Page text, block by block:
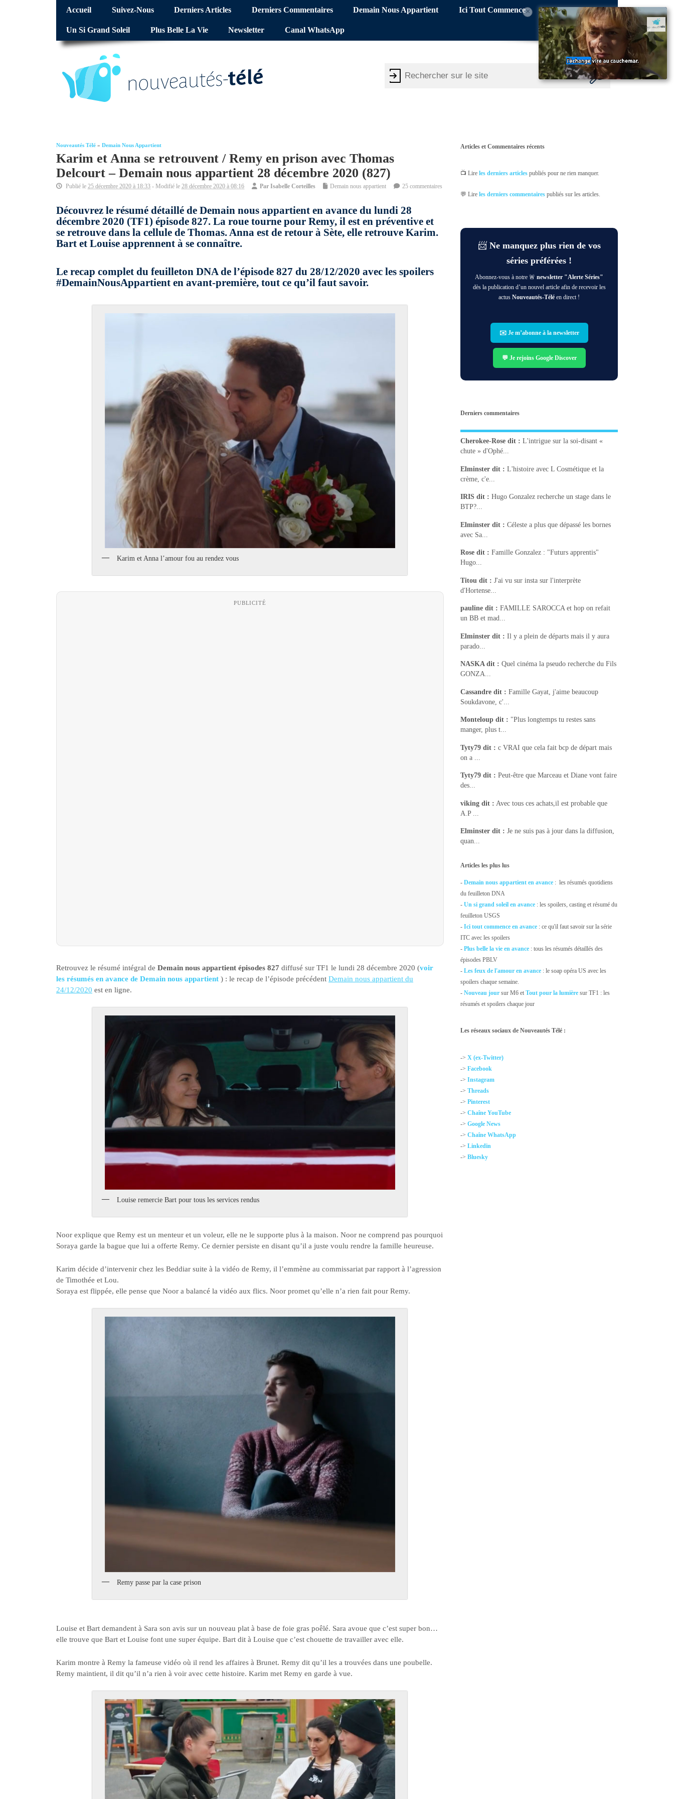
Accueil Suivez-Nous Derniers Articles Derniers Commentaires Demain Nous Appartient Ici Tout Commence
Un Si Grand Soleil Plus Belle La Vie Newsletter Canal WhatsApp
Nouveautés Télé » Demain Nous Appartient
Karim et Anna se retrouvent / Remy en prison avec Thomas
Delcourt – Demain nous appartient 28 décembre 2020 (827)
Publié le 25 décembre 2020 à 18:33 - Modifié le 28 décembre 2020 à 08:16 Par Isabelle Corteilles Demain nous appartient 25 commentaires
Découvrez le résumé détaillé de Demain nous appartient en avance du lundi 28
décembre 2020 (TF1) épisode 827. La roue tourne pour Remy, il est en préventive et
se retrouve dans la cellule de Thomas. Anna est de retour à Sète, elle retrouve Karim.
Bart et Louise apprennent à se connaître.
Le recap complet du feuilleton DNA de l’épisode 827 du 28/12/2020 avec les spoilers
#DemainNousAppartient en avant-première, tout ce qu’il faut savoir.
Karim et Anna l’amour fou au rendez vous
PUBLICITÉ
Retrouvez le résumé intégral de Demain nous appartient épisodes 827 diffusé sur TF1 le lundi 28 décembre 2020 (voir
les résumés en avance de Demain nous appartient ) : le recap de l’épisode précédent Demain nous appartient du
24/12/2020 est en ligne.
Louise remercie Bart pour tous les services rendus
Noor explique que Remy est un menteur et un voleur, elle ne le supporte plus à la maison. Noor ne comprend pas pourquoi
Soraya garde la bague que lui a offerte Remy. Ce dernier persiste en disant qu’il a juste voulu rendre la famille heureuse.
Karim décide d’intervenir chez les Beddiar suite à la vidéo de Remy, il l’emmène au commissariat par rapport à l’agression
de Timothée et Lou.
Soraya est flippée, elle pense que Noor a balancé la vidéo aux flics. Noor promet qu’elle n’a rien fait pour Remy.
Remy passe par la case prison
Louise et Bart demandent à Sara son avis sur un nouveau plat à base de foie gras poêlé. Sara avoue que c’est super bon…
elle trouve que Bart et Louise font une super équipe. Bart dit à Louise que c’est chouette de travailler avec elle.
Karim montre à Remy la fameuse vidéo où il rend les affaires à Brunet. Remy dit qu’il les a trouvées dans une poubelle.
Remy maintient, il dit qu’il n’a rien à voir avec cette histoire. Karim met Remy en garde à vue.
×
Articles et Commentaires récents
📺 Lireles derniers articles publiés pour ne rien manquer.
💬 Lireles derniers commentaires publiés sur les articles.
📨 Ne manquez plus rien de vos
séries préférées !
Abonnez-vous à notre 🚨newsletter "Alerte Séries"
dès la publication d’un nouvel article afin de recevoir les
actusNouveautés-Télé en direct !
✉️ Je m’abonne à la newsletter
💬 Je rejoins Google Discover
Derniers commentaires
Cherokee-Rose dit : L'intrigue sur la soi-disant «
chute » d'Ophé...
Elminster dit : L'histoire avec L Cosmétique et la
crème, c'e...
IRIS dit : Hugo Gonzalez recherche un stage dans le
BTP?...
Elminster dit : Céleste a plus que dépassé les bornes
avec Sa...
Rose dit : Famille Gonzalez : "Futurs apprentis"
Hugo...
Titou dit : J'ai vu sur insta sur l'interprète
d'Hortense...
pauline dit : FAMILLE SAROCCA et hop on refait
un BB et mad...
Elminster dit : Il y a plein de départs mais il y aura
parado...
NASKAdit : Quel cinéma la pseudo recherche du Fils
GONZA...
Cassandre dit : Famille Gayat, j'aime beaucoup
Soukdavone, c'...
Monteloup dit : "Plus longtemps tu restes sans
manger, plus t...
Tyty79 dit : c VRAI que cela fait bcp de départ mais
on a ...
Tyty79 dit : Peut-être que Marceau et Diane vont faire
des...
viking dit : Avec tous ces achats,il est probable que
A.P ...
Elminster dit : Je ne suis pas à jour dans la diffusion,
quan...
Articles les plus lus
-Demain nous appartient en avance : les résumés quotidiens
du feuilleton DNA
-Un si grand soleil en avance : les spoilers, casting et résumé du
feuilleton USGS
-Ici tout commence en avance : ce qu'il faut savoir sur la série
ITC avec les spoilers
- Plus belle la vie en avance : tous les résumés détaillés des
épisodes PBLV
-Les feux de l'amour en avance : le soap opéra US avec les
spoilers chaque semaine.
-Nouveau jour sur M6 etTout pour la lumière sur TF1 : les
résumés et spoilers chaque jour
Les réseaux sociaux de Nouveautés Télé :
->X (ex-Twitter)
->Facebook
->Instagram
->Threads
->Pinterest
->Chaîne YouTube
->Google News
->Chaîne WhatsApp
->Linkedin
->Bluesky